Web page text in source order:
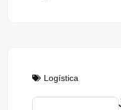
Logística